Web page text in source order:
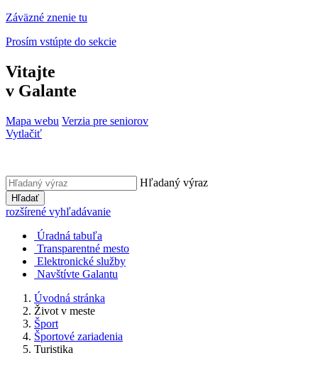
Záväzné znenie tu
Prosím vstúpte do sekcie
Vitajte
v Galante
Mapa webu Verzia pre seniorov
Vytlačiť
Hľadaný výraz
Hľadať
rozšírené vyhľadávanie
Úradná tabuľa
Transparentné mesto
Elektronické služby
Navštívte Galantu
Úvodná stránka
Život v meste
Šport
Športové zariadenia
Turistika